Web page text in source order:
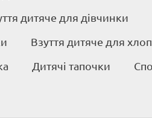
дитяче для дівчинки
Взуття дитяче для
Дитячі тапочки